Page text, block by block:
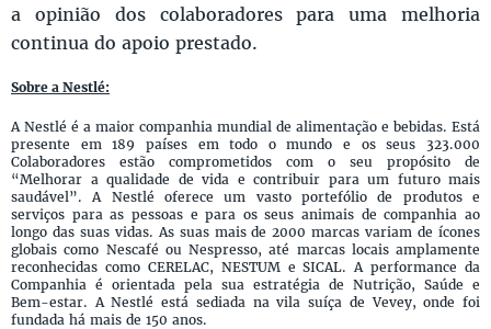
a opinião dos colaboradores para uma melhoria
continua do apoio prestado.
Sobre a Nestlé:
A Nestlé é a maior companhia mundial de alimentação e bebidas. Está
presente em 189 países em todo o mundo e os seus 323.000
Colaboradores estão comprometidos com o seu propósito de
“Melhorar a qualidade de vida e contribuir para um futuro mais
saudável”. A Nestlé oferece um vasto portefólio de produtos e
serviços para as pessoas e para os seus animais de companhia ao
longo das suas vidas. As suas mais de 2000 marcas variam de ícones
globais como Nescafé ou Nespresso, até marcas locais amplamente
reconhecidas como CERELAC, NESTUM e SICAL. A performance da
Companhia é orientada pela sua estratégia de Nutrição, Saúde e
Bem-estar. A Nestlé está sediada na vila suíça de Vevey, onde foi
fundada há mais de 150 anos.